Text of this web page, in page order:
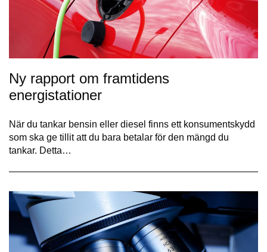
Ny rapport om framtidens
energistationer
När du tankar bensin eller diesel finns ett konsumentskydd
som ska ge tillit att du bara betalar för den mängd du
tankar. Detta…